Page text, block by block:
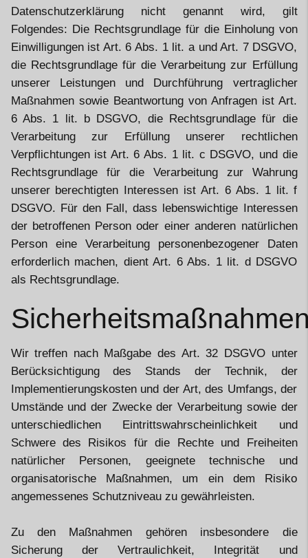
Datenschutzerklärung nicht genannt wird, gilt
Folgendes: Die Rechtsgrundlage für die Einholung von
Einwilligungen ist Art. 6 Abs. 1 lit. a und Art. 7 DSGVO,
die Rechtsgrundlage für die Verarbeitung zur Erfüllung
unserer Leistungen und Durchführung vertraglicher
Maßnahmen sowie Beantwortung von Anfragen ist Art.
6 Abs. 1 lit. b DSGVO, die Rechtsgrundlage für die
Verarbeitung zur Erfüllung unserer rechtlichen
Verpflichtungen ist Art. 6 Abs. 1 lit. c DSGVO, und die
Rechtsgrundlage für die Verarbeitung zur Wahrung
unserer berechtigten Interessen ist Art. 6 Abs. 1 lit. f
DSGVO. Für den Fall, dass lebenswichtige Interessen
der betroffenen Person oder einer anderen natürlichen
Person eine Verarbeitung personenbezogener Daten
erforderlich machen, dient Art. 6 Abs. 1 lit. d DSGVO
als Rechtsgrundlage.
Wir treffen nach Maßgabe des Art. 32 DSGVO unter
Berücksichtigung des Stands der Technik, der
Implementierungskosten und der Art, des Umfangs, der
Umstände und der Zwecke der Verarbeitung sowie der
unterschiedlichen Eintrittswahrscheinlichkeit und
Schwere des Risikos für die Rechte und Freiheiten
natürlicher Personen, geeignete technische und
organisatorische Maßnahmen, um ein dem Risiko
angemessenes Schutzniveau zu gewährleisten.
Zu den Maßnahmen gehören insbesondere die
Sicherung der Vertraulichkeit, Integrität und